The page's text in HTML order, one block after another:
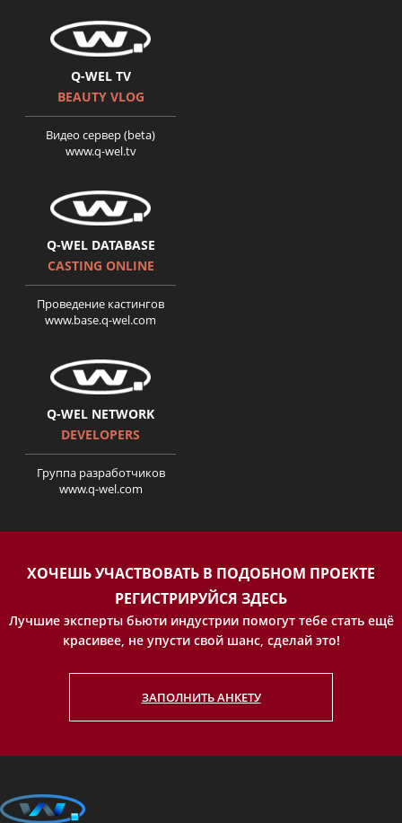
Поверніть мені красу серия 8
Поверніть мені красу. Серия
История Екатерины
Шевчук.Поверніть мені
красу. серия 10.
История Александры
Детально об увеличении
Q-WEL TV
BEAUTY VLOG
Видео сервер (beta)
www.q-wel.tv
Q-WEL DATABASE
CASTING ONLINE
Проведение кастингов
www.base.q-wel.com
Q-WEL NETWORK
DEVELOPERS
Группа разработчиков
www.q-wel.com
ХОЧЕШЬ УЧАСТВОВАТЬ В ПОДОБНОМ ПРОЕКТЕ
РЕГИСТРИРУЙСЯ ЗДЕСЬ
Лучшие эксперты бьюти индустрии помогут тебе стать ещё
красивее, не упусти свой шанс, сделай это!
ЗАПОЛНИТЬ АНКЕТУ